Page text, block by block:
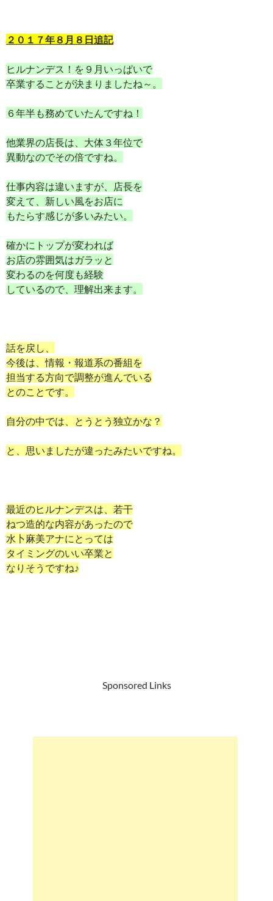
２０１７年８月８日追記
ヒルナンデス！を９月いっぱいで
卒業することが決まりましたね～。
６年半も務めていたんですね！
他業界の店長は、大体３年位で
異動なのでその倍ですね。
仕事内容は違いますが、店長を
変えて、新しい風をお店に
もたらす感じが多いみたい。
確かにトップが変われば
お店の雰囲気はガラッと
変わるのを何度も経験
しているので、理解出来ます。
話を戻し、
今後は、情報・報道系の番組を
担当する方向で調整が進んでいる
とのことです。
自分の中では、とうとう独立かな？
と、思いましたが違ったみたいですね。
最近のヒルナンデスは、若干
ねつ造的な内容があったので
水卜麻美アナにとっては
タイミングのいい卒業と
なりそうですね♪
Sponsored Links